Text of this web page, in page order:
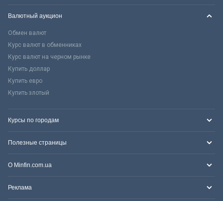
Валютный аукцион
Обмен валют
Курс валют в обменниках
Курс валют на черном рынке
Купить доллар
Купить евро
Купить злотый
Курсы по городам
Полезные страницы
О Minfin.com.ua
Реклама